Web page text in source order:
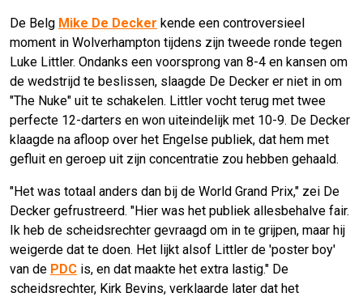
De Belg Mike De Decker kende een controversieel
moment in Wolverhampton tijdens zijn tweede ronde tegen
Luke Littler. Ondanks een voorsprong van 8-4 en kansen om
de wedstrijd te beslissen, slaagde De Decker er niet in om
"The Nuke" uit te schakelen. Littler vocht terug met twee
perfecte 12-darters en won uiteindelijk met 10-9. De Decker
klaagde na afloop over het Engelse publiek, dat hem met
gefluit en geroep uit zijn concentratie zou hebben gehaald.
"Het was totaal anders dan bij de World Grand Prix," zei De
Decker gefrustreerd. "Hier was het publiek allesbehalve fair.
Ik heb de scheidsrechter gevraagd om in te grijpen, maar hij
weigerde dat te doen. Het lijkt alsof Littler de 'poster boy'
van de PDC is, en dat maakte het extra lastig." De
scheidsrechter, Kirk Bevins, verklaarde later dat het